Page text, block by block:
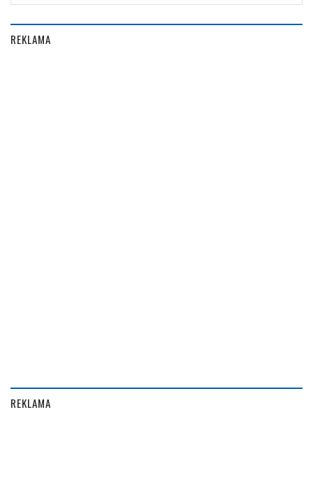
REKLAMA
REKLAMA